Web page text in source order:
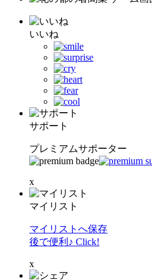
いいね
サポート
プレミアムサポーター
x
マイリスト
マイリストへ保存
後で便利♪ Click!
x